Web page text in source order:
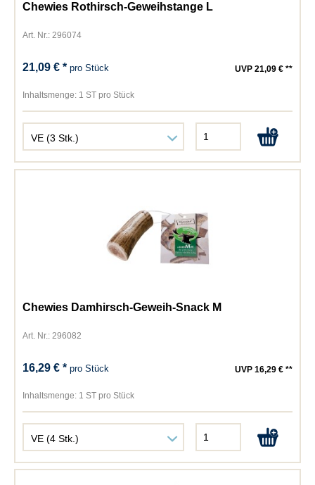
Chewies Rothirsch-Geweihstange L
Art. Nr.: 296074
21,09 € *pro Stück UVP 21,09 € **
Inhaltsmenge: 1 ST pro Stück
Chewies Damhirsch-Geweih-Snack M
Art. Nr.: 296082
16,29 € *pro Stück UVP 16,29 € **
Inhaltsmenge: 1 ST pro Stück